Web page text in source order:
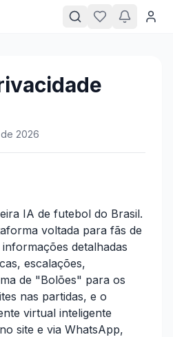
2026
IA de futebol do Brasil.
voltada para fãs de
detalhadas
escalações,
de "Bolões" para os
nas partidas, e o
virtual inteligente
site e via WhatsApp,